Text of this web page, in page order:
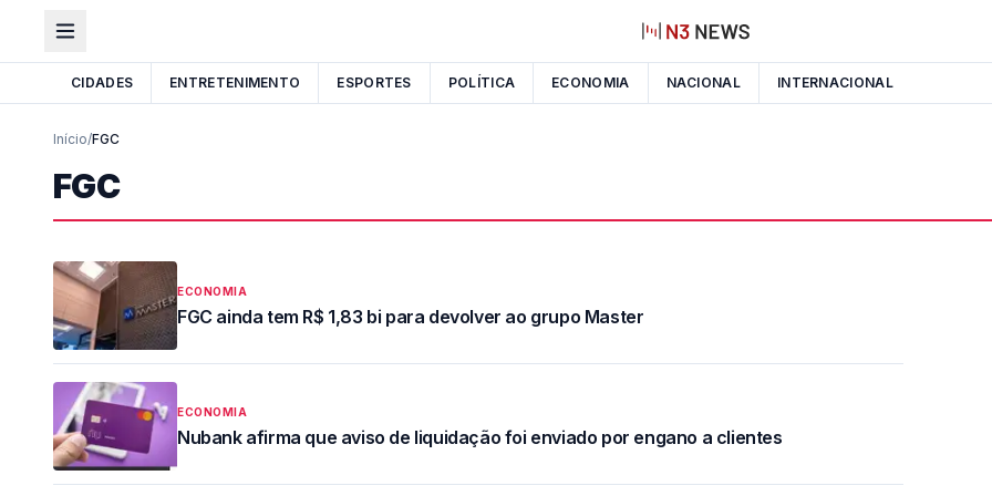
CIDADES ENTRETENIMENTO ESPORTES POLÍTICA ECONOMIA NACIONAL INTERNACIONAL
Início/FGC
FGC
ECONOMIA
FGC ainda tem R$ 1,83 bi para devolver ao grupo Master
ECONOMIA
Nubank afirma que aviso de liquidação foi enviado por engano a clientes